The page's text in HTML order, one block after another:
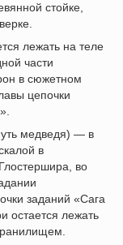
стойке,
лежать на теле
части
в сюжетном
цепочки
медведя) — в
в
во
заданий «Сага
остается лежать